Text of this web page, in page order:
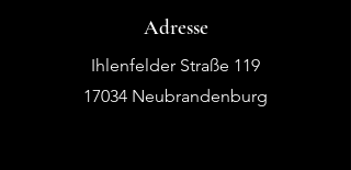
Adresse
Ihlenfelder Straße 119
17034 Neubrandenburg